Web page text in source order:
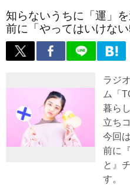
知らないうちに「運」
前に「やってはいけな
ラジ
ム「
暮ら
立ち
今回
前に
と』
す。